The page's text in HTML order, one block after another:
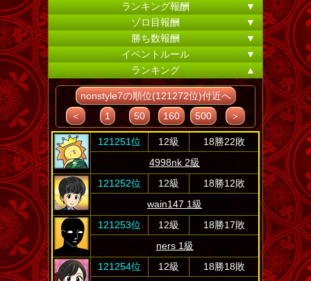
ランキング報酬
▼
ゾロ目報酬
▼
勝ち数報酬
▼
イベントルール
▼
ランキング
▲
nonstyle7の順位(121272位)付近へ
＜
1 50 160 500 ＞
121251位 12級
18勝22敗
4998nk 2級
121252位
12級
18勝12敗
wain147 1級
121253位
12級
18勝17敗
ners 1級
121254位
12級
18勝18敗